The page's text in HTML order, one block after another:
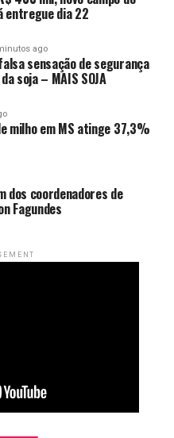
os animais em sua
depois novos bandos
esforço que, muitas
um problema exclusivo
de uma questão
sanitária.
defesa agropecuária,
entregue dia 22
ago
sensação de segurança
soja – MAIS SOJA
milho em MS atinge 37,3%
dos coordenadores de
Fagundes